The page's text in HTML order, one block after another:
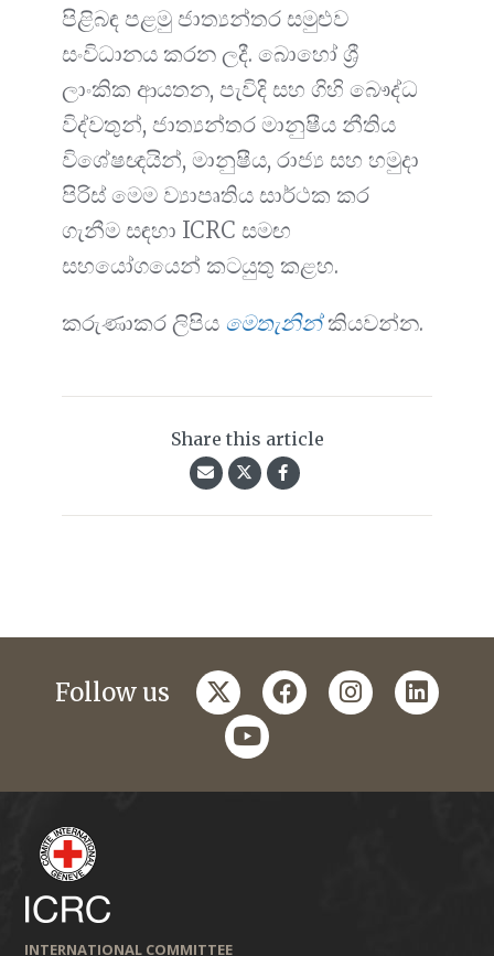
පිළිබඳ පළමු ජාත්‍යන්තර සමුළුව
සංවිධානය කරන ලදී. බොහෝ ශ්‍රී
ලාංකික ආයතන, පැවිදි සහ ගිහි බෞද්ධ
විද්වතුන්, ජාත්‍යන්තර මානුෂීය නීතිය
විශේෂඥයින්, මානුෂීය, රාජ්‍ය සහ හමුදා
පිරිස් මෙම ව්‍යාපෘතිය සාර්ථක කර
ගැනීම සඳහා ICRC සමඟ
සහයෝගයෙන් කටයුතු කළහ.
කරුණාකර ලිපිය මෙතැනින්කියවන්න.
Share this article
Follow us twitterfacebookinstagram
youtube
INTERNATIONAL COMMITTEE